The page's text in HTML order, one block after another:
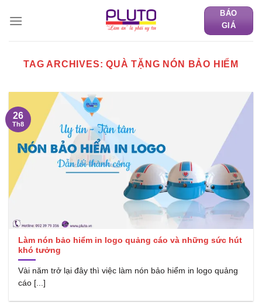
BÁO
GIÁ
TAG ARCHIVES:QUÀ TẶNG NÓN BẢO HIỂM
Làm nón bảo hiểm in logo quảng cáo và những sức hút
khó tưởng
Vài năm trở lại đây thì việc làm nón bảo hiểm in logo quảng
cáo [...]
26
Th8